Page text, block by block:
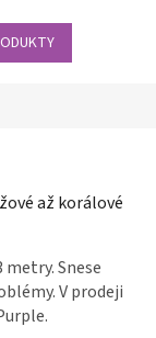
až korálové
metry. Snese
V prodeji